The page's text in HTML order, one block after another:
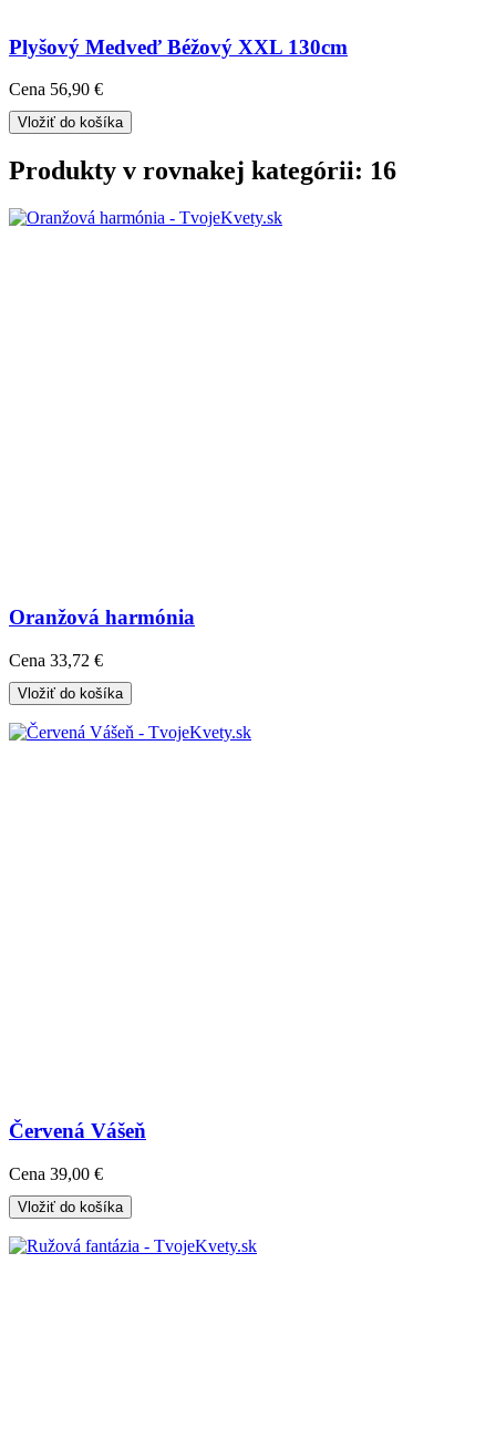
Plyšový Medveď Béžový XXL 130cm
Cena 56,90 €
Vložiť do košíka
Produkty v rovnakej kategórii: 16
Oranžová harmónia
Cena 33,72 €
Vložiť do košíka
Červená Vášeň
Cena 39,00 €
Vložiť do košíka